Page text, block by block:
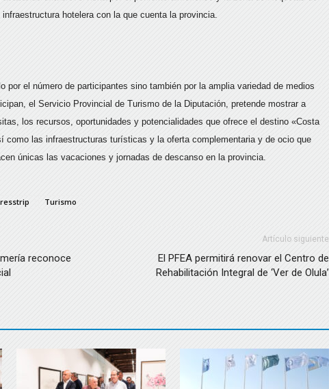
hotelera con la que cuenta la provincia.
por el número de participantes sino también por la amplia variedad de medios
el Servicio Provincial de Turismo de la Diputación, pretende mostrar a
los recursos, oportunidades y potencialidades que ofrece el destino «Costa
como las infraestructuras turísticas y la oferta complementaria y de ocio que
únicas las vacaciones y jornadas de descanso en la provincia.
Turismo
reconoce
Artículo siguiente
El PFEA permitirá renovar el Centro de
Rehabilitación Integral de ‘Ver de Olula’